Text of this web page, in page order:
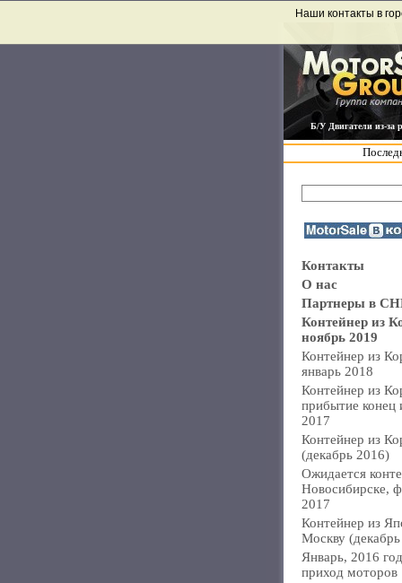
Б/У Двигатели из-за
Наши контакты в
Контакты
О нас
Партнеры в
Контейнер из
ноябрь 2019
Контейнер из
январь 2018
Контейнер из
прибытие конец
2017
Контейнер из
(декабрь 2016)
Ожидается
Новосибирске,
2017
Контейнер из
Москву
Январь, 2016
приход моторов